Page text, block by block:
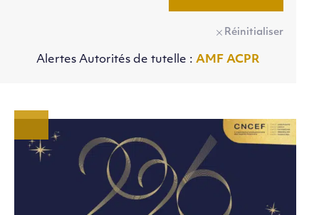
Alertes Autorités de tutelle : AMF ACPR
Réinitialiser